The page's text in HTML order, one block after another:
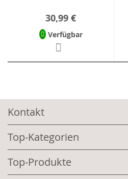
30,99 €
Verfügbar
Kontakt
Top-Kategorien
Top-Produkte